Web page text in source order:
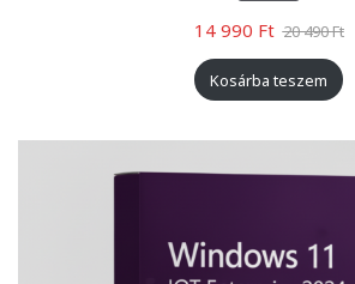
20 490Ft
14 990 Ft
Kosárba teszem